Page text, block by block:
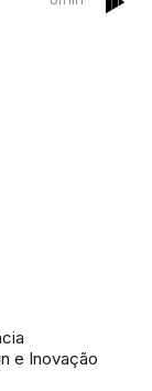
e Inovação